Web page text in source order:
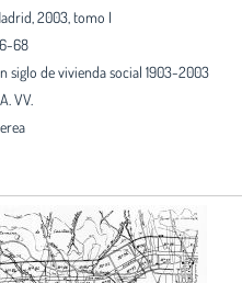
2003, tomo I
68
siglo de vivienda social 1903-2003
VV.